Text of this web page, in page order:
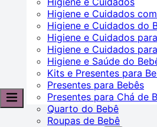
Higiene e Cuidados
Higiene e Cuidados do
Higiene e Cuidados
Higiene e Cuidados
Higiene e Saúde do
Kits e Presentes para
Presentes para Bebês
Presentes para Chá de
Quarto do Bebê
Roupas de Bebê